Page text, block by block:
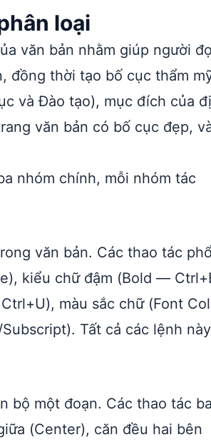
loại
văn bản nhằm giúp người
đồng thời tạo bố cục thẩm
và Đào tạo), mục đích của
văn bản có bố cục đẹp,
nhóm chính, mỗi nhóm tác
văn bản. Các thao tác phổ
kiểu chữ đậm (Bold —
màu sắc chữ (Font
Tất cả các lệnh này
bộ một đoạn. Các thao tác
(Center), căn đều hai bên